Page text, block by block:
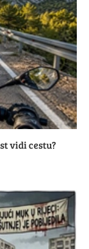
vidi cestu?